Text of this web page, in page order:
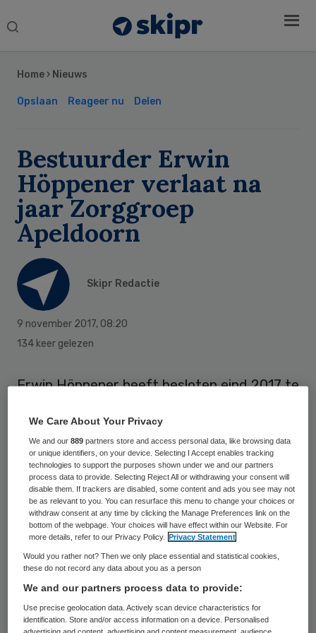
Search
Home › Nieuws
Opslaan Reageer nu Delen
Bestuurder Erwin
Höppener verlaat na
jaar Zorggroep
Apeldoorn
Skipr Redactie
9 november 2017, 08:20
134 keer gelezen
Erwin Höppener heeft besloten eind 2017 te
bestuur van Zorggroep Apeldoorn en
omstreken. Hij heeft de functie dan een
jaar bekleed. Zijn vertrek is het gevolg van
een verschil van inzicht tussen bestuur en
topkader over het te voeren beleid.
Rvt-voorzitter Frans Pol licht toe: “De heer
Höppener heeft in goede samenwerking
met de raad van toezicht gewerkt aan de
doorontwikkeling van de organisatie. De
Sidebar
We Care About Your Privacy
We and our889 partners store and access personal data, like browsing data
or unique identifiers, on your device. Selecting I Accept enables tracking
technologies to support the purposes shown under we and our partners
process data to provide. Selecting Reject All or withdrawing your consent will
disable them. If trackers are disabled, some content and ads you see may not
be as relevant to you. You can resurface this menu to change your choices or
withdraw consent at any time by clicking the Manage Preferences link on the
bottom of the webpage. Your choices will have effect within our Website. For
more details, refer to our Privacy Policy.
Privacy Statement
Would you rather not? Then we only place essential and statistical cookies,
these do not record any data about you as a person
We and our partners process data to provide:
Use precise geolocation data. Actively scan device characteristics for
identification. Store and/or access information on a device. Personalised